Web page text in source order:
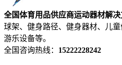
全国体育用品供应商运动器材解
球架、健身路径、健身器材、儿
游乐设备等。
全国咨询热线： 15222228242